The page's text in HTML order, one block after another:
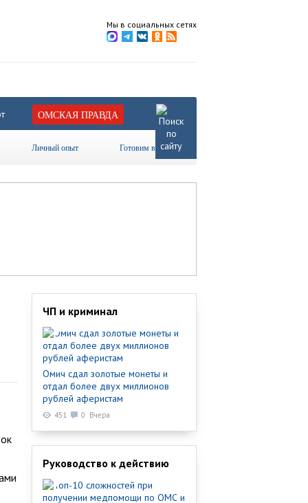
Мы в социальных сетях
ОМСКАЯ ПРАВДА
Личный опыт Готовим вместе
ЧП и криминал
Омич сдал золотые монеты и
отдал более двух миллионов
рублей аферистам
451 0 Вчера
Руководство к действию